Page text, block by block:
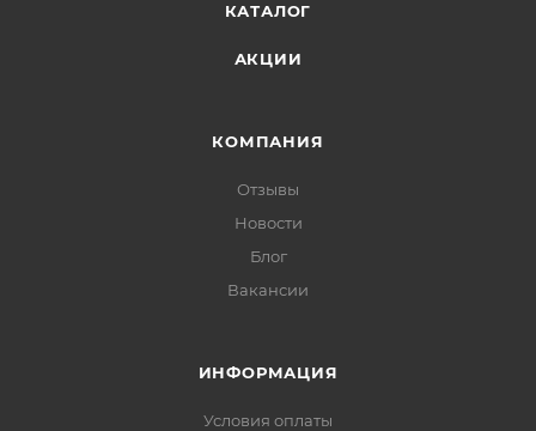
КАТАЛОГ
АКЦИИ
КОМПАНИЯ
Отзывы
Новости
Блог
Вакансии
ИНФОРМАЦИЯ
Условия оплаты